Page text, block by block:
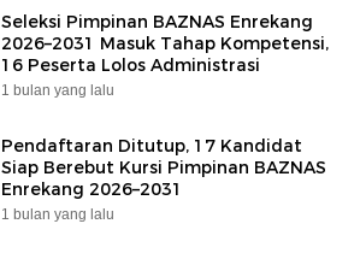
Seleksi Pimpinan BAZNAS Enrekang
2026–2031 Masuk Tahap Kompetensi,
16 Peserta Lolos Administrasi
1 bulan yang lalu
Pendaftaran Ditutup, 17 Kandidat
Siap Berebut Kursi Pimpinan BAZNAS
Enrekang 2026–2031
1 bulan yang lalu